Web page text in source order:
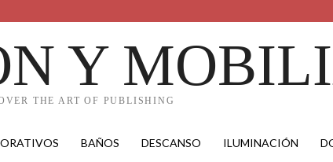
Y
THE ART OF PUBLISHING
BAÑOS DESCANSO ILUMINACIÓN